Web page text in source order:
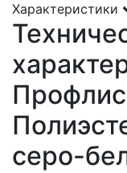
Характеристики
серо-